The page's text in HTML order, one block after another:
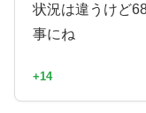
状況は違うけど
事にね
+14